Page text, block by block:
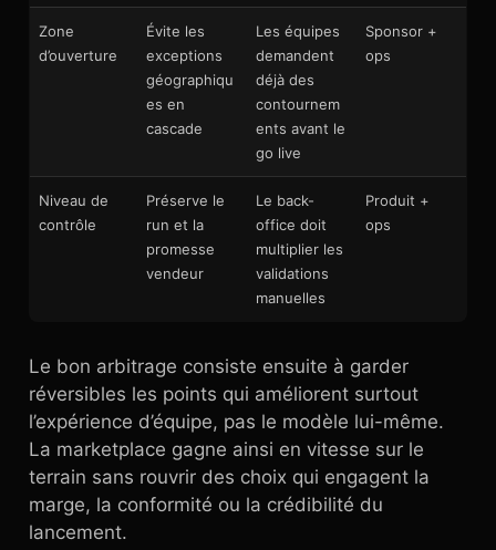
Zone
d’ouverture
Évite les
exceptions
géographiqu
es en
cascade
Les équipes
demandent
déjà des
contournem
ents avant le
go live
Sponsor +
ops
Niveau de
contrôle
Préserve le
run et la
promesse
vendeur
Le back-
office doit
multiplier les
validations
manuelles
Produit +
ops
Le bon arbitrage consiste ensuite à garder
réversibles les points qui améliorent surtout
l’expérience d’équipe, pas le modèle lui-même.
La marketplace gagne ainsi en vitesse sur le
terrain sans rouvrir des choix qui engagent la
marge, la conformité ou la crédibilité du
lancement.